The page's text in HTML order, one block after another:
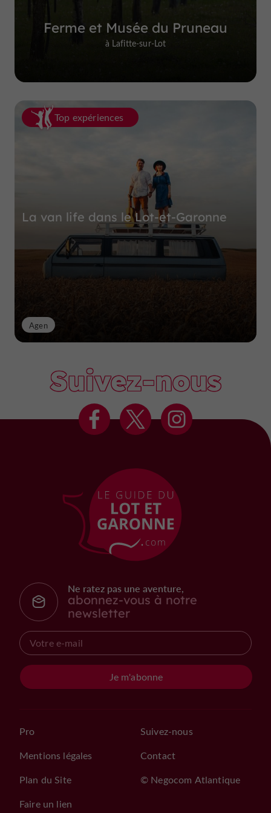
Ferme et Musée du Pruneau
à Lafitte-sur-Lot
Top expériences
La van life dans le Lot-et-Garonne
Agen
Suivez-nous
Ne ratez pas une aventure,
abonnez-vous à notre
newsletter
Je m'abonne
Pro
Mentions légales
Plan du Site
Faire un lien
Suivez-nous
Contact
© Negocom Atlantique